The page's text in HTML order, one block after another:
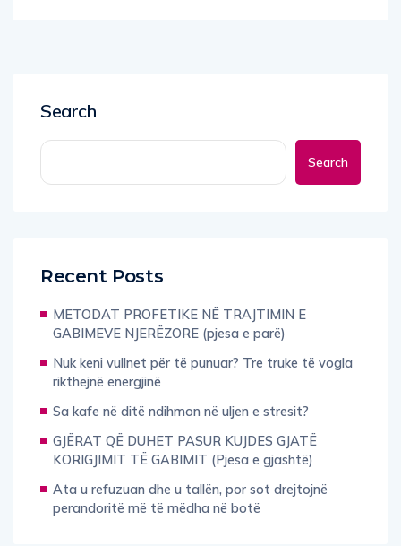
Search
Search
Recent Posts
METODAT PROFETIKE NË TRAJTIMIN E
GABIMEVE NJERËZORE (pjesa e parë)
Nuk keni vullnet për të punuar? Tre truke të vogla
rikthejnë energjinë
Sa kafe në ditë ndihmon në uljen e stresit?
GJËRAT QË DUHET PASUR KUJDES GJATË
KORIGJIMIT TË GABIMIT (Pjesa e gjashtë)
Ata u refuzuan dhe u tallën, por sot drejtojnë
perandoritë më të mëdha në botë